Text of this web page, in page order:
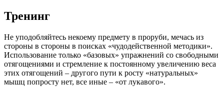
Тренинг
Не уподобляйтесь некоему предмету в проруби, мечась из
стороны в стороны в поисках «чудодейственной методики».
Использование только «базовых» упражнений со свободными
отягощениями и стремление к постоянному увеличению веса
этих отягощений – другого пути к росту «натуральных»
мышц попросту нет, все иные – «от лукавого».